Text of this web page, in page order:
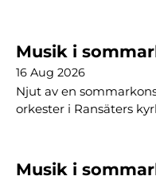
Musik i
16 Aug 2026
Njut av en
orkester i Ransäters
Musik i